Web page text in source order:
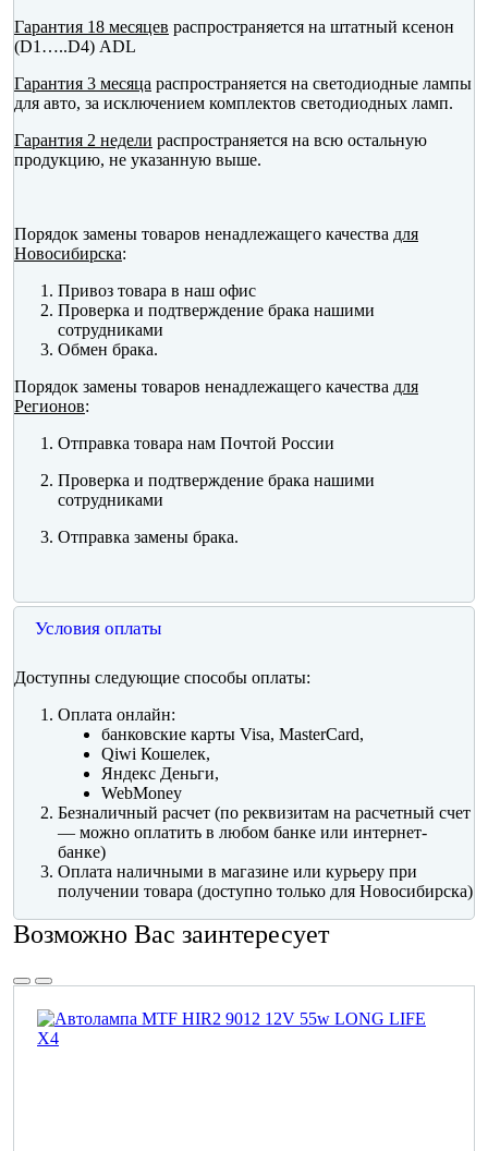
Гарантия 18 месяцев распространяется на штатный ксенон
(D1…..D4) ADL
Гарантия 3 месяца распространяется на светодиодные лампы
для авто, за исключением комплектов светодиодных ламп.
Гарантия 2 недели распространяется на всю остальную
продукцию, не указанную выше.
Порядок замены товаров ненадлежащего качества для
Новосибирска:
Привоз товара в наш офис
Проверка и подтверждение брака нашими
сотрудниками
Обмен брака.
Порядок замены товаров ненадлежащего качества для
Регионов:
Отправка товара нам Почтой России
Проверка и подтверждение брака нашими
сотрудниками
Отправка замены брака.
Условия оплаты
Доступны следующие способы оплаты:
Оплата онлайн:
банковские карты Visa, MasterCard,
Qiwi Кошелек,
Яндекс Деньги,
WebMoney
Безналичный расчет (по реквизитам на расчетный счет
— можно оплатить в любом банке или интернет-
банке)
Оплата наличными в магазине или курьеру при
получении товара (доступно только для Новосибирска)
Возможно Вас заинтересует